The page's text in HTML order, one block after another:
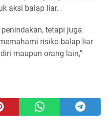
aksi balap liar.
tetapi juga
risiko balap liar
maupun orang lain,"